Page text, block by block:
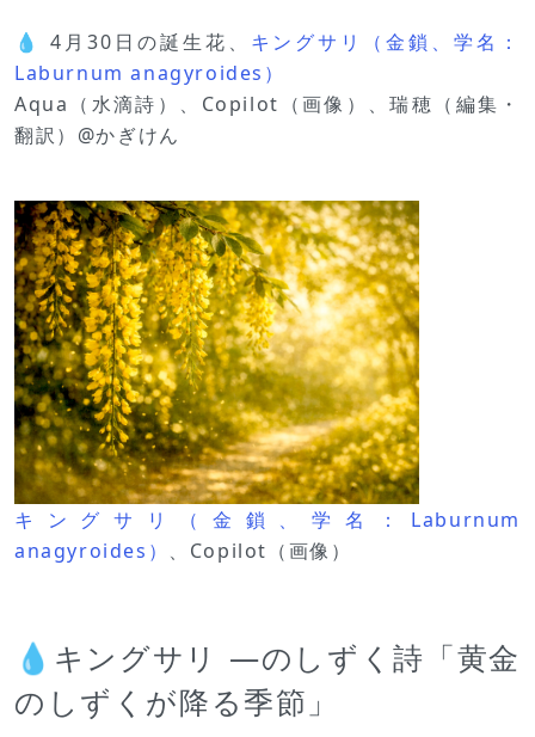
💧 4月30日の誕生花、 キングサリ（金鎖、学名：
Laburnum anagyroides）
Aqua（水滴詩）、Copilot（画像）、瑞穂（編集・
翻訳）@かぎけん
キングサリ（金鎖、学名：Laburnum
anagyroides） 、Copilot（画像）
💧キングサリ —のしずく詩「黄金
のしずくが降る季節」